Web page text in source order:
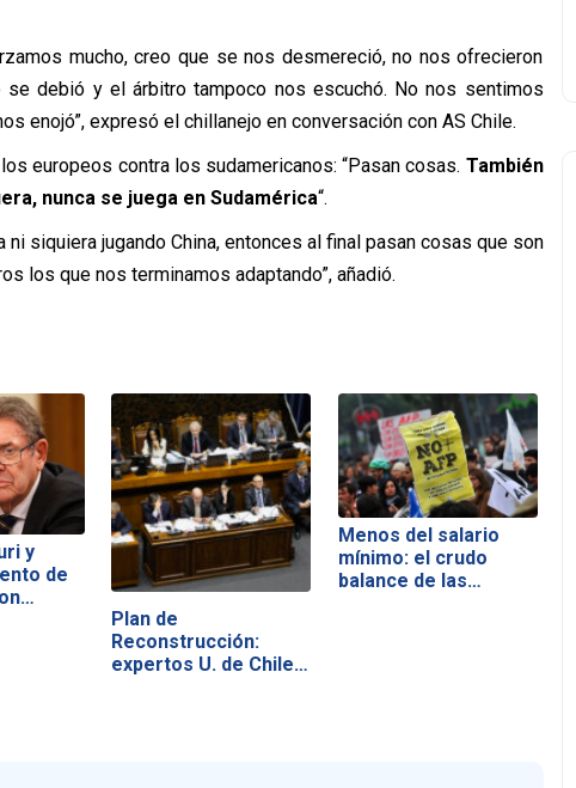
mucho, creo que se nos desmereció, no nos ofrecieron
se debió y el árbitro tampoco nos escuchó. No nos sentimos
enojó”, expresó el chillanejo en conversación con AS Chile.
europeos contra los sudamericanos: “Pasan cosas. También
nunca se juega en Sudamérica“.
ni siquiera jugando China, entonces al final pasan cosas que son
los que nos terminamos adaptando”, añadió.
y
de
Plan de
Reconstrucción:
expertos U. de Chile…
Menos del salario
mínimo: el crudo
balance de las…